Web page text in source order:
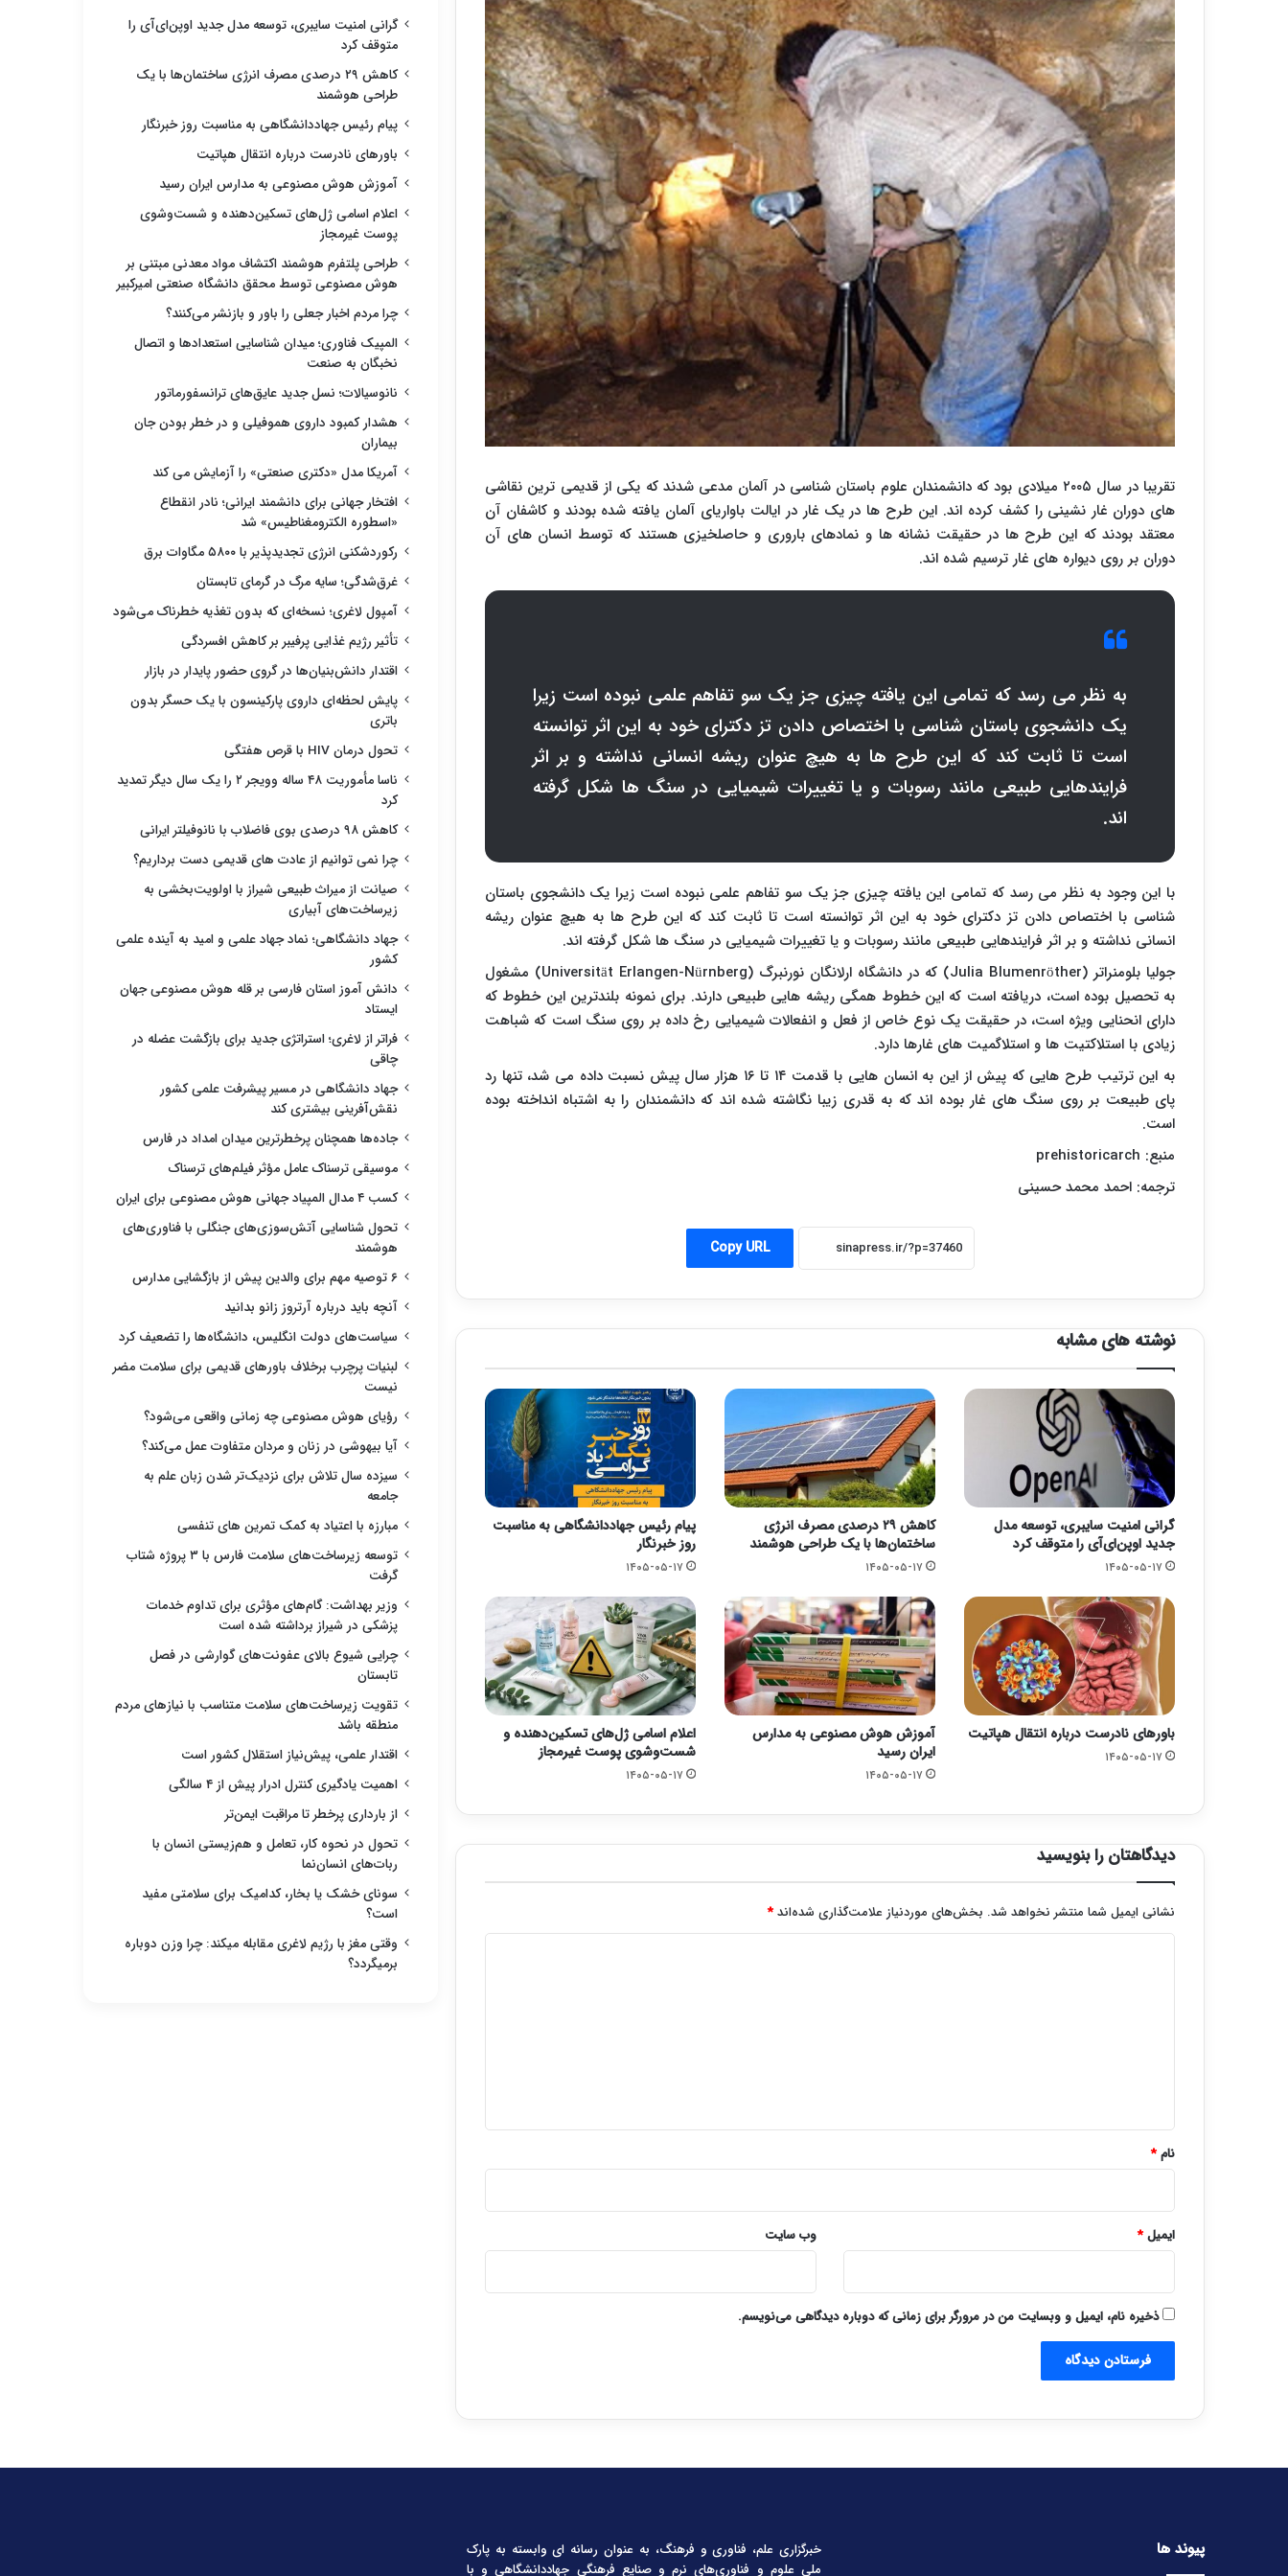
تقریبا در سال ۲۰۰۵ میلادی بود که دانشمندان علوم باستان شناسی در آلمان مدعی شدند که یکی از قدیمی ترین نقاشی
های دوران غار نشینی را کشف کرده اند. این طرح ها در یک غار در ایالت باواریای آلمان یافته شده بودند و کاشفان آن
معتقد بودند که این طرح ها در حقیقت نشانه ها و نمادهای باروری و حاصلخیزی هستند که توسط انسان های آن
دوران بر روی دیواره های غار ترسیم شده اند.
به نظر می رسد که تمامی این یافته چیزی جز یک سو تفاهم علمی نبوده است زیرا
یک دانشجوی باستان شناسی با اختصاص دادن تز دکترای خود به این اثر توانسته
است تا ثابت کند که این طرح ها به هیچ عنوان ریشه انسانی نداشته و بر اثر
فرایندهایی طبیعی مانند رسوبات و یا تغییرات شیمیایی در سنگ ها شکل گرفته
اند.
با این وجود به نظر می رسد که تمامی این یافته چیزی جز یک سو تفاهم علمی نبوده است زیرا یک دانشجوی باستان
شناسی با اختصاص دادن تز دکترای خود به این اثر توانسته است تا ثابت کند که این طرح ها به هیچ عنوان ریشه
انسانی نداشته و بر اثر فرایندهایی طبیعی مانند رسوبات و یا تغییرات شیمیایی در سنگ ها شکل گرفته اند.
جولیا بلومنراتر (Julia Blumenröther) که در دانشگاه ارلانگان نورنبرگ (Universität Erlangen-Nürnberg) مشغول
به تحصیل بوده است، دریافته است که این خطوط همگی ریشه هایی طبیعی دارند. برای نمونه بلندترین این خطوط که
دارای انحنایی ویژه است، در حقیقت یک نوع خاص از فعل و انفعالات شیمیایی رخ داده بر روی سنگ است که شباهت
زیادی با استلاکتیت ها و استلاگمیت های غارها دارد.
به این ترتیب طرح هایی که پیش از این به انسان هایی با قدمت ۱۴ تا ۱۶ هزار سال پیش نسبت داده می شد، تنها رد
پای طبیعت بر روی سنگ های غار بوده اند که به قدری زیبا نگاشته شده اند که دانشمندان را به اشتباه انداخته بوده
است.
منبع: prehistoricarch
ترجمه: احمد محمد حسینی
Copy URL
نوشته های مشابه
گرانی امنیت سایبری، توسعه مدل
جدید اوپن‌ای‌آی را متوقف کرد
۱۴۰۵-۰۵-۱۷
کاهش ۲۹ درصدی مصرف انرژی
ساختمان‌ها با یک طراحی هوشمند
۱۴۰۵-۰۵-۱۷
پیام رئیس جهاددانشگاهی به مناسبت
روز خبرنگار
۱۴۰۵-۰۵-۱۷
باورهای نادرست درباره انتقال هپاتیت
۱۴۰۵-۰۵-۱۷
آموزش هوش مصنوعی به مدارس
ایران رسید
۱۴۰۵-۰۵-۱۷
اعلام اسامی ژل‌های تسکین‌دهنده و
شست‌وشوی پوست غیرمجاز
۱۴۰۵-۰۵-۱۷
دیدگاهتان را بنویسید
نشانی ایمیل شما منتشر نخواهد شد. بخش‌های موردنیاز علامت‌گذاری شده‌اند*
نام*
ایمیل* وب‌ سایت
ذخیره نام، ایمیل و وبسایت من در مرورگر برای زمانی که دوباره دیدگاهی می‌نویسم.
گرانی امنیت سایبری، توسعه مدل جدید اوپن‌ای‌آی را
متوقف کرد
کاهش ۲۹ درصدی مصرف انرژی ساختمان‌ها با یک
طراحی هوشمند
پیام رئیس جهاددانشگاهی به مناسبت روز خبرنگار
باورهای نادرست درباره انتقال هپاتیت
آموزش هوش مصنوعی به مدارس ایران رسید
اعلام اسامی ژل‌های تسکین‌دهنده و شست‌وشوی
پوست غیرمجاز
طراحی پلتفرم هوشمند اکتشاف مواد معدنی مبتنی بر
هوش مصنوعی توسط محقق دانشگاه صنعتی امیرکبیر
چرا مردم اخبار جعلی را باور و بازنشر می‌کنند؟
المپیک فناوری؛ میدان شناسایی استعدادها و اتصال
نخبگان به صنعت
نانوسیالات؛ نسل جدید عایق‌های ترانسفورماتور
هشدار کمبود داروی هموفیلی و در خطر بودن جان
بیماران
آمریکا مدل «دکتری صنعتی» را آزمایش می کند
افتخار جهانی برای دانشمند ایرانی؛ نادر انقطاع
«اسطوره الکترومغناطیس» شد
رکوردشکنی انرژی تجدیدپذیر با ۵۸۰۰ مگاوات برق
غرق‌شدگی؛ سایه مرگ در گرمای تابستان
آمپول لاغری؛ نسخه‌ای که بدون تغذیه خطرناک می‌شود
تأثیر رژیم غذایی پرفیبر بر کاهش افسردگی
اقتدار دانش‌بنیان‌ها در گروی حضور پایدار در بازار
پایش لحظه‌ای داروی پارکینسون با یک حسگر بدون
باتری
تحول درمان HIV با قرص هفتگی
ناسا مأموریت ۴۸ ساله وویجر ۲ را یک سال دیگر تمدید
کرد
کاهش ۹۸ درصدی بوی فاضلاب با نانوفیلتر ایرانی
چرا نمی توانیم از عادت های قدیمی دست برداریم؟
صیانت از میراث طبیعی شیراز با اولویت‌بخشی به
زیرساخت‌های آبیاری
جهاد دانشگاهی؛ نماد جهاد علمی و امید به آینده علمی
کشور
دانش آموز استان فارسی بر قله هوش مصنوعی جهان
ایستاد
فراتر از لاغری؛ استراتژی جدید برای بازگشت عضله در
چاقی
جهاد دانشگاهی در مسیر پیشرفت علمی کشور
نقش‌آفرینی بیشتری کند
جاده‌ها همچنان پرخطرترین میدان امداد در فارس
موسیقی ترسناک عامل مؤثر فیلم‌های ترسناک
کسب ۴ مدال المپیاد جهانی هوش مصنوعی برای ایران
تحول شناسایی آتش‌سوزی‌های جنگلی با فناوری‌های
هوشمند
۶ توصیه مهم برای والدین پیش از بازگشایی مدارس
آنچه باید درباره آرتروز زانو بدانید
سیاست‌های دولت انگلیس، دانشگاه‌ها را تضعیف کرد
لبنیات پرچرب برخلاف باورهای قدیمی برای سلامت مضر
نیست
رؤیای هوش مصنوعی چه زمانی واقعی می‌شود؟
آیا بیهوشی در زنان و مردان متفاوت عمل می‌کند؟
سیزده سال تلاش برای نزدیک‌تر شدن زبان علم به
جامعه
مبارزه با اعتیاد به کمک تمرین های تنفسی
توسعه زیرساخت‌های سلامت فارس با ۳ پروژه شتاب
گرفت
وزیر بهداشت: گام‌های مؤثری برای تداوم خدمات
پزشکی در شیراز برداشته شده است
چرایی شیوع بالای عفونت‌های گوارشی در فصل
تابستان
تقویت زیرساخت‌های سلامت متناسب با نیازهای مردم
منطقه باشد
اقتدار علمی، پیش‌نیاز استقلال کشور است
اهمیت یادگیری کنترل ادرار پیش از ۴ سالگی
از بارداری پرخطر تا مراقبت ایمن‌تر
تحول در نحوه کار، تعامل و هم‌زیستی انسان با
ربات‌های انسان‌نما
سونای خشک یا بخار، کدامیک برای سلامتی مفید
است؟
وقتی مغز با رژیم لاغری مقابله میکند: چرا وزن دوباره
برمیگردد؟
پیوند ها
خبرگزاری علم، فناوری و فرهنگ، به عنوان رسانه ای وابسته به پارک
ملی علوم و فناوری‌های نرم و صنایع فرهنگیِ جهاددانشگاهی و با